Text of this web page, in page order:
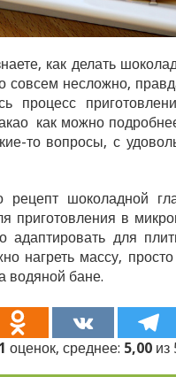
как делать
совсем несложно,
процесс
как можно
то вопросы, с
шоколадной
приготовления в
адаптировать для
нагреть массу,
водяной бане.
1 оценок, среднее: 5,00 из